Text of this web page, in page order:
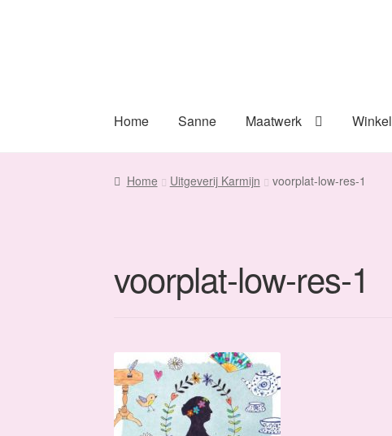
Home Sanne Maatwerk Winkel
Home Uitgeverij Karmijn voorplat-low-res-1
voorplat-low-res-1